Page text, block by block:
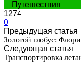
Путешествия
1274
0
Предыдущая статья
Золотой глобус:
Следующая статья
Транспортировка